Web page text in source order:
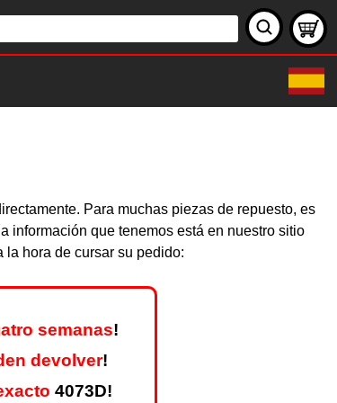
Para muchas piezas de repuesto, es
información que tenemos está en nuestro sitio
hora de cursar su pedido:
semanas!
devolver!
4073D!